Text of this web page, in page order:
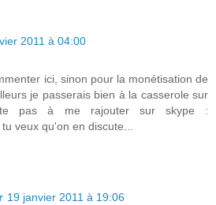
2011 à 04:00
ici, sinon pour la monétisation de
je passerais bien à la casserole sur
pas à me rajouter sur skype :
veux qu'on en discute...
19 janvier 2011 à 19:06